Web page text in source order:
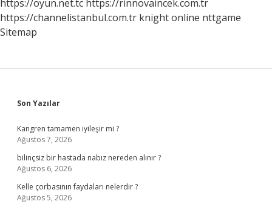
https://oyun.net.tc https://rinnovaincek.com.tr
https://channelistanbul.com.tr knight online nttgame
Sitemap
Sidebar
Son Yazılar
Kangren tamamen iyileşir mi ?
Ağustos 7, 2026
bilinçsiz bir hastada nabız nereden alınır ?
Ağustos 6, 2026
Kelle çorbasının faydaları nelerdir ?
Ağustos 5, 2026